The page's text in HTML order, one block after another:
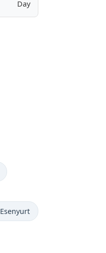
Day
Esenyurt